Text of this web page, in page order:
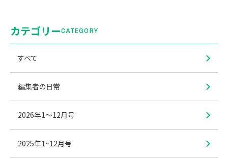
カテゴリーCATEGORY
すべて
編集者の日常
2026年1〜12月号
2025年1~12月号